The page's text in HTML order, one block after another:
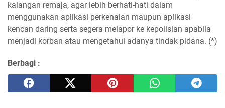
kalangan remaja, agar lebih berhati-hati dalam
menggunakan aplikasi perkenalan maupun aplikasi
kencan daring serta segera melapor ke kepolisian apabila
menjadi korban atau mengetahui adanya tindak pidana. (*)
Berbagi :